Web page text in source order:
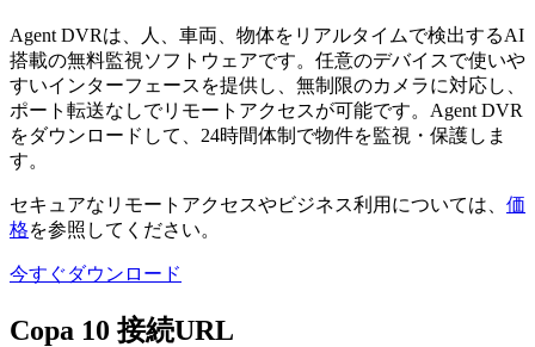
Agent DVRは、人、車両、物体をリアルタイムで検出するAI
搭載の無料監視ソフトウェアです。任意のデバイスで使いや
すいインターフェースを提供し、無制限のカメラに対応し、
ポート転送なしでリモートアクセスが可能です。Agent DVR
をダウンロードして、24時間体制で物件を監視・保護しま
す。
セキュアなリモートアクセスやビジネス利用については、 価
格を参照してください。
今すぐダウンロード
Copa 10 接続URL